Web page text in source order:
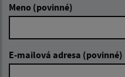
Meno (povinné)
E-mailová adresa (povinné)